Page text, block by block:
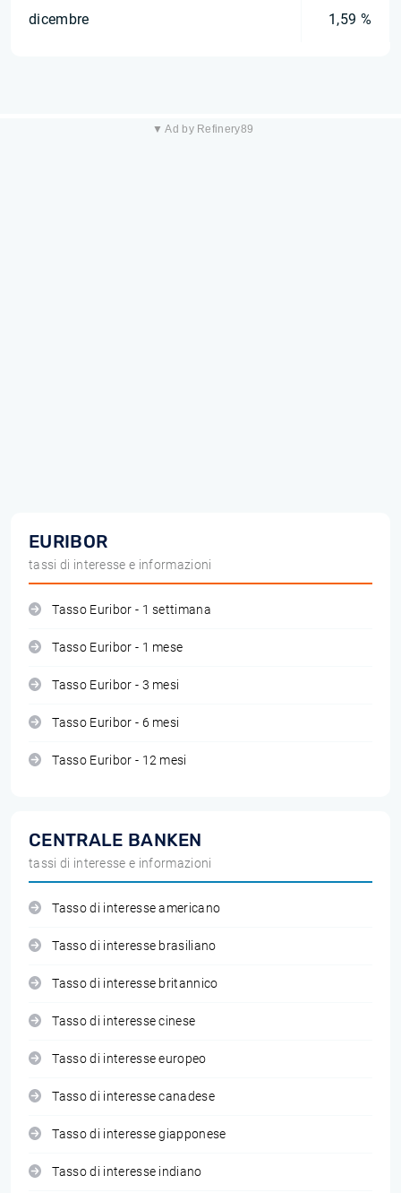
dicembre 1,59 %
▼ Ad by Refinery89
EURIBOR
tassi di interesse e informazioni
Tasso Euribor - 1 settimana
Tasso Euribor - 1 mese
Tasso Euribor - 3 mesi
Tasso Euribor - 6 mesi
Tasso Euribor - 12 mesi
CENTRALE BANKEN
tassi di interesse e informazioni
Tasso di interesse americano
Tasso di interesse brasiliano
Tasso di interesse britannico
Tasso di interesse cinese
Tasso di interesse europeo
Tasso di interesse canadese
Tasso di interesse giapponese
Tasso di interesse indiano